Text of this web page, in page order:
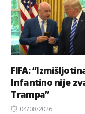
FIFA:
Infantino nije
Trampa”
Posted
04/08/2026